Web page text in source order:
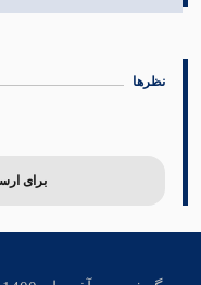
نظرها
برای